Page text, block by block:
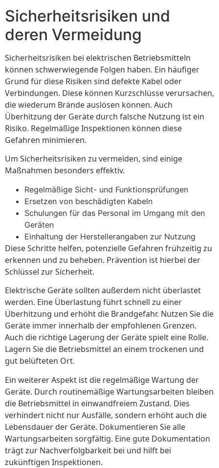
Sicherheitsrisiken und
deren Vermeidung
Sicherheitsrisiken bei elektrischen Betriebsmitteln
können schwerwiegende Folgen haben. Ein häufiger
Grund für diese Risiken sind defekte Kabel oder
Verbindungen. Diese können Kurzschlüsse verursachen,
die wiederum Brände auslösen können. Auch
Überhitzung der Geräte durch falsche Nutzung ist ein
Risiko. Regelmäßige Inspektionen können diese
Gefahren minimieren.
Um Sicherheitsrisiken zu vermeiden, sind einige
Maßnahmen besonders effektiv.
Regelmäßige Sicht- und Funktionsprüfungen
Ersetzen von beschädigten Kabeln
Schulungen für das Personal im Umgang mit den
Geräten
Einhaltung der Herstellerangaben zur Nutzung
Diese Schritte helfen, potenzielle Gefahren frühzeitig zu
erkennen und zu beheben. Prävention ist hierbei der
Schlüssel zur Sicherheit.
Elektrische Geräte sollten außerdem nicht überlastet
werden. Eine Überlastung führt schnell zu einer
Überhitzung und erhöht die Brandgefahr. Nutzen Sie die
Geräte immer innerhalb der empfohlenen Grenzen.
Auch die richtige Lagerung der Geräte spielt eine Rolle.
Lagern Sie die Betriebsmittel an einem trockenen und
gut belüfteten Ort.
Ein weiterer Aspekt ist die regelmäßige Wartung der
Geräte. Durch routinemäßige Wartungsarbeiten bleiben
die Betriebsmittel in einwandfreiem Zustand. Dies
verhindert nicht nur Ausfälle, sondern erhöht auch die
Lebensdauer der Geräte. Dokumentieren Sie alle
Wartungsarbeiten sorgfältig. Eine gute Dokumentation
trägt zur Nachverfolgbarkeit bei und hilft bei
zukünftigen Inspektionen.